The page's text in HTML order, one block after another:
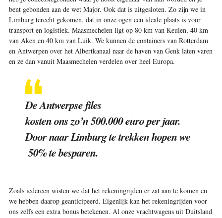
bent gebonden aan de wet Major. Ook dat is uitgesloten. Zo zijn we in
Limburg terecht gekomen, dat in onze ogen een ideale plaats is voor
transport en logistiek. Maasmechelen ligt op 80 km van Keulen, 40 km
van Aken en 40 km van Luik. We kunnen de containers van Rotterdam
en Antwerpen over het Albertkanaal naar de haven van Genk laten varen
en ze dan vanuit Maasmechelen verdelen over heel Europa.
De Antwerpse files
kosten ons zo’n 500.000 euro per jaar.
Door naar Limburg te trekken hopen we
50% te besparen.
Zoals iedereen wisten we dat het rekeningrijden er zat aan te komen en
we hebben daarop geanticipeerd. Eigenlijk kan het rekeningrijden voor
ons zelfs een extra bonus betekenen. Al onze vrachtwagens uit Duitsland